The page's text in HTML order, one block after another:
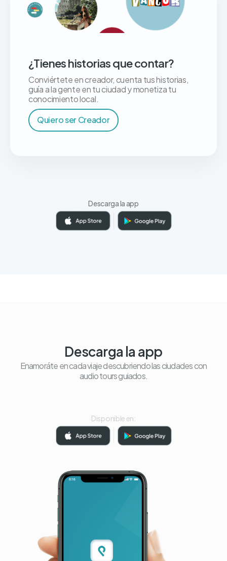
¿Tienes historias que contar?
Conviértete en creador, cuenta tus historias,
guía a la gente en tu ciudad y monetiza tu
conocimiento local.
Quiero ser Creador
Descarga la app
Descarga la app
Enamoráte en cada viaje descubriendo las ciudades con
audio tours guiados.
Disponible en: